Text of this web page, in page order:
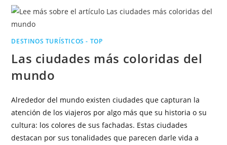
DESTINOS TURÍSTICOS - TOP
Las ciudades más coloridas del
mundo
Alrededor del mundo existen ciudades que capturan la
atención de los viajeros por algo más que su historia o su
cultura: los colores de sus fachadas. Estas ciudades
destacan por sus tonalidades que parecen darle vida a